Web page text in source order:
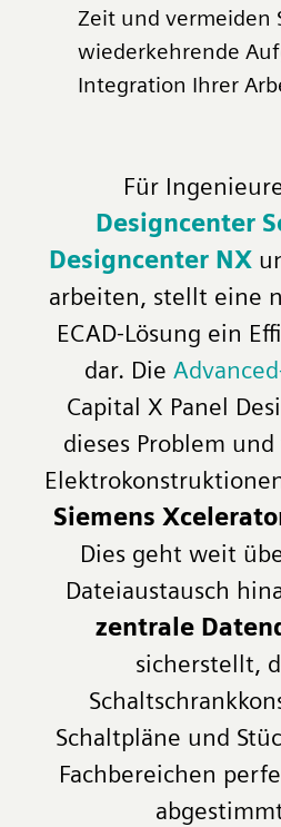
Zeit und vermeiden
wiederkehrende
Integration Ihrer
Für
Designcenter
Designcenter NX
arbeiten, stellt eine
ECAD-Lösung ein
dar. Die
Capital X Panel
dieses Problem
Siemens
Dies geht weit
Dateiaustausch
zentrale
sicherstellt,
Schaltpläne und
Fachbereichen